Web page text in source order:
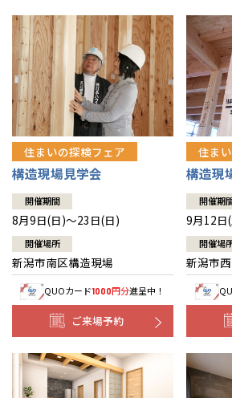
住まいの探検フェア
構造現場見学会
開催期間
8月9日(日)～23日(日)
開催場所
新潟市南区構造現場
QUOカード1000円分進呈中！
ご来場予約
住ま
構造現
開催期
9月12日
開催場
新潟市